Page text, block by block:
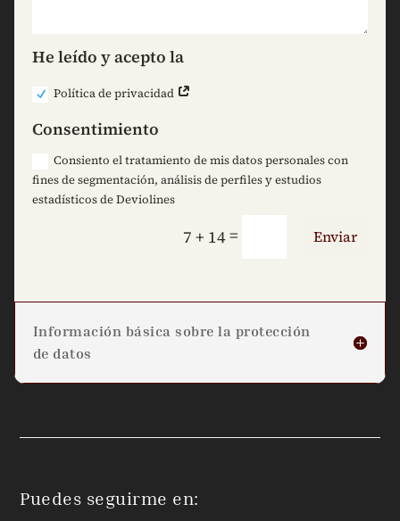
He leído y acepto la
Política de privacidad
Consentimiento
Consiento el tratamiento de mis datos personales con
fines de segmentación, análisis de perfiles y estudios
estadísticos de Deviolines
7 + 14= Enviar
Información básica sobre la protección
de datos
Puedes seguirme en: